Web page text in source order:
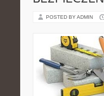
POSTED BY ADMIN